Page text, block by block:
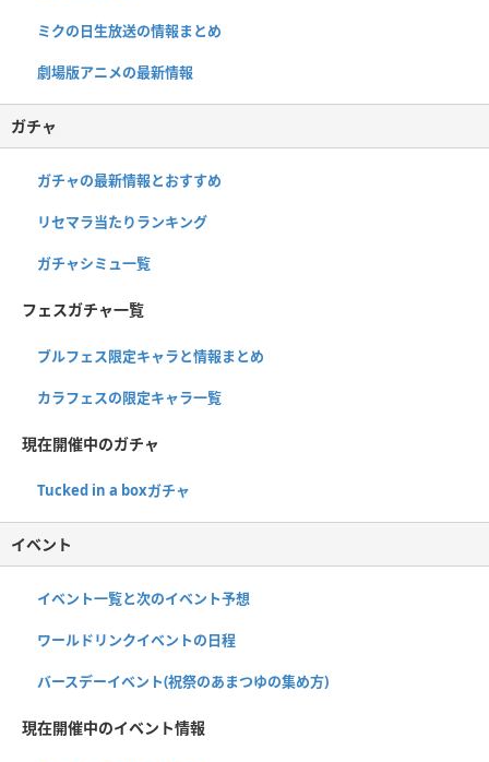
ミクの日生放送の情報まとめ
劇場版アニメの最新情報
ガチャ
ガチャの最新情報とおすすめ
リセマラ当たりランキング
ガチャシミュ一覧
フェスガチャ一覧
ブルフェス限定キャラと情報まとめ
カラフェスの限定キャラ一覧
現在開催中のガチャ
Tucked in a boxガチャ
イベント
イベント一覧と次のイベント予想
ワールドリンクイベントの日程
バースデーイベント(祝祭のあまつゆの集め方)
現在開催中のイベント情報